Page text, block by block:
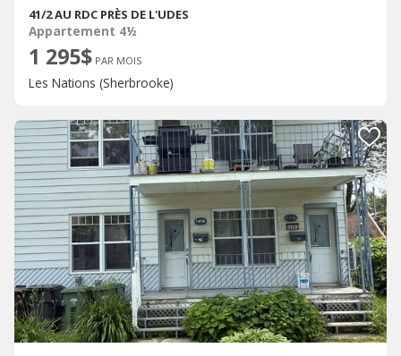
41/2 AU RDC PRÈS DE L'UDES
Appartement 4½
1 295$ PAR MOIS
Les Nations (Sherbrooke)